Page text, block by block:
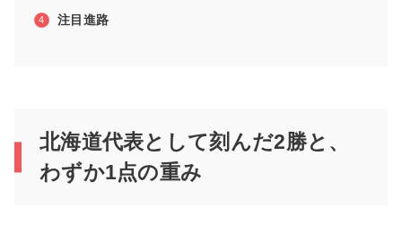
注目進路
北海道代表として刻んだ2勝と、
わずか1点の重み